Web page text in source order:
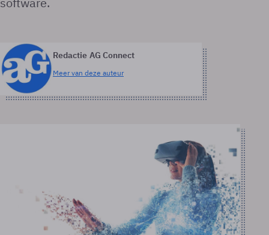
Redactie AG Connect
Meer van deze auteur